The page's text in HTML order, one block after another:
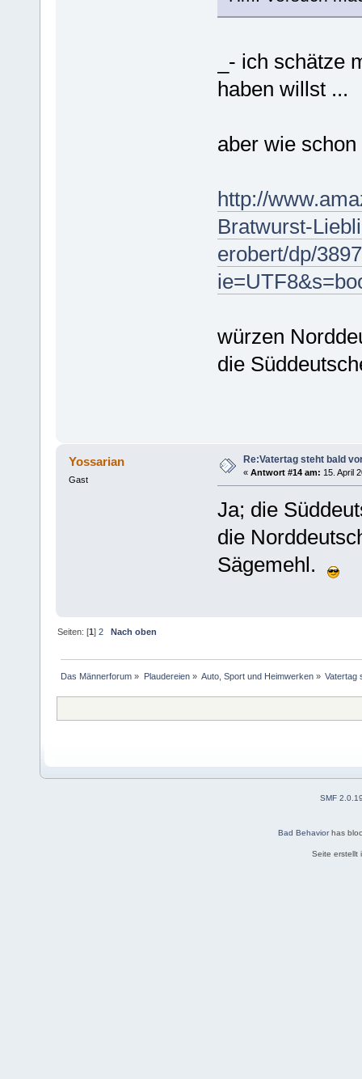
_- ich schätze
haben willst ...
aber wie
http://
Bratwurst-
erobert/dp/
würzen
die
Yossarian
Gast
Re:Vatertag steht bald
« Antwort #14 am: 15. April
Ja; die
die
Sägemehl.
Seiten: [1]2 Nach oben
Das Männerforum » Plaudereien» Auto, Sport und Heimwerken» Vatertag
SMF
Bad Behaviorhas
Seite erstellt